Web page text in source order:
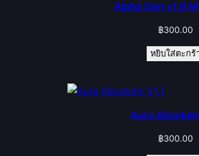
Alpha Gen v1.9
฿300.00
หยิบใส่ตะกร้
Aura Absolute
฿300.00